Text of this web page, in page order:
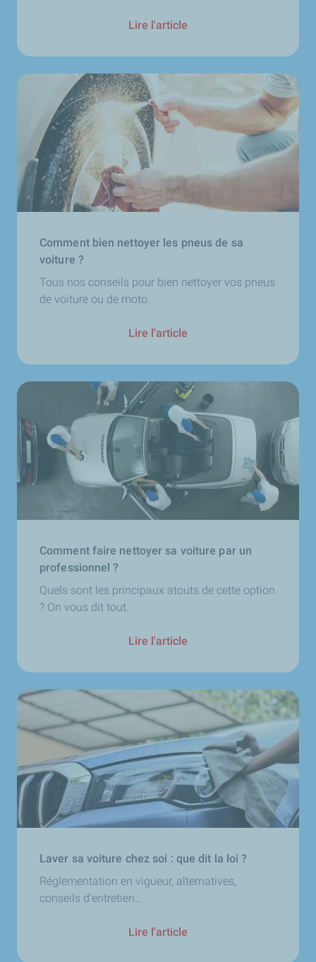
Lire l'article
Comment bien nettoyer les pneus de sa
voiture ?
Tous nos conseils pour bien nettoyer vos pneus
de voiture ou de moto.
Lire l'article
Comment faire nettoyer sa voiture par un
professionnel ?
Quels sont les principaux atouts de cette option
? On vous dit tout.
Lire l'article
Laver sa voiture chez soi : que dit la loi ?
Réglementation en vigueur, alternatives,
conseils d’entretien…
Lire l'article